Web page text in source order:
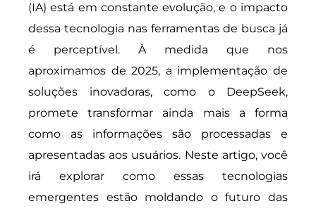
(IA) está em constante evolução, e o impacto
dessa tecnologia nas ferramentas de busca já
é perceptível. À medida que nos
aproximamos de 2025, a implementação de
soluções inovadoras, como o DeepSeek,
promete transformar ainda mais a forma
como as informações são processadas e
apresentadas aos usuários. Neste artigo, você
irá explorar como essas tecnologias
emergentes estão moldando o futuro das